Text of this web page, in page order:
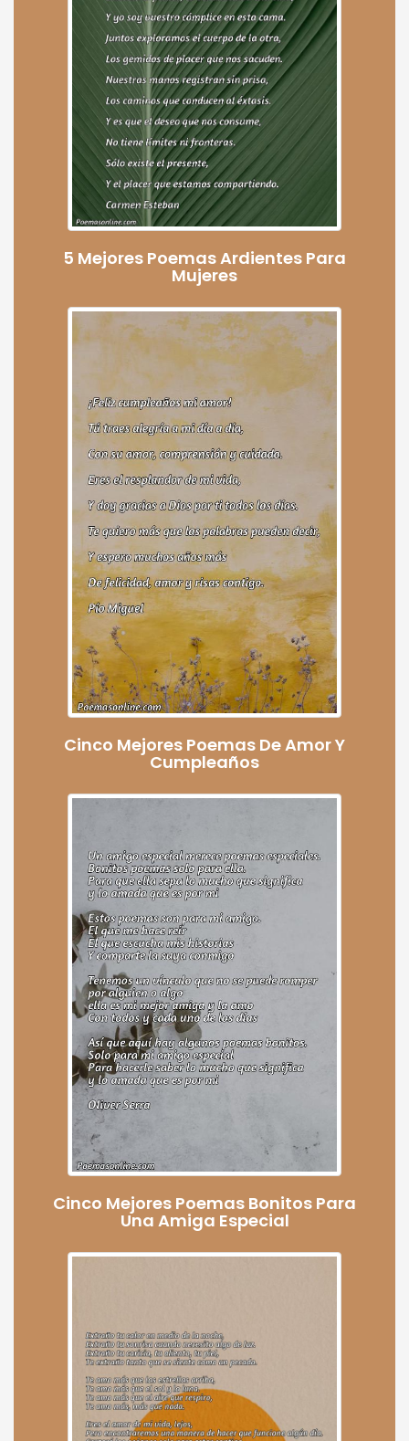
5 Mejores Poemas Ardientes Para
Mujeres
Cinco Mejores Poemas De Amor Y
Cumpleaños
Cinco Mejores Poemas Bonitos Para
Una Amiga Especial